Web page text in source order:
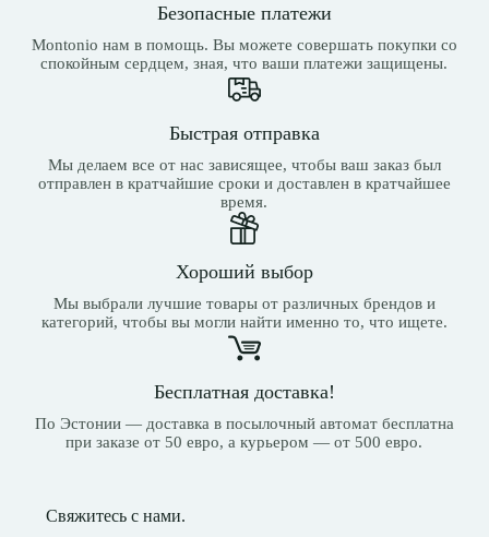
Безопасные платежи
Montonio нам в помощь. Вы можете совершать покупки со
спокойным сердцем, зная, что ваши платежи защищены.
Быстрая отправка
Мы делаем все от нас зависящее, чтобы ваш заказ был
отправлен в кратчайшие сроки и доставлен в кратчайшее
время.
Хороший выбор
Мы выбрали лучшие товары от различных брендов и
категорий, чтобы вы могли найти именно то, что ищете.
Бесплатная доставка!
По Эстонии — доставка в посылочный автомат бесплатна
при заказе от 50 евро, а курьером — от 500 евро.
Свяжитесь с нами.